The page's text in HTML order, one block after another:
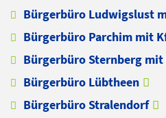
Bürgerbüro Ludwigslust
Bürgerbüro Parchim mit
Bürgerbüro Sternberg mit
Bürgerbüro Lübtheen
Bürgerbüro Stralendorf